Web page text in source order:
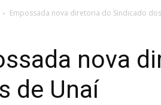
Empossada nova diretoria do Sindicado
nova
de Unaí